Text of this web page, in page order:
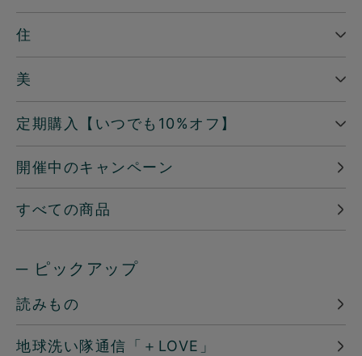
住
美
定期購入【いつでも10%オフ】
開催中のキャンペーン
すべての商品
─ ピックアップ
読みもの
地球洗い隊通信「＋LOVE」